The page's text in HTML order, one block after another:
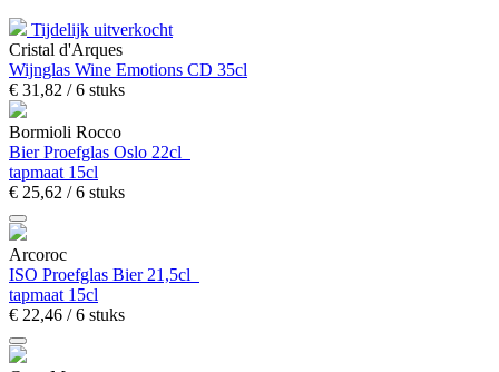
Tijdelijk uitverkocht
Cristal d'Arques
Wijnglas Wine Emotions CD 35cl
€ 31,82 / 6 stuks
Bormioli Rocco
Bier Proefglas Oslo 22cl
tapmaat 15cl
€ 25,62 / 6 stuks
Arcoroc
ISO Proefglas Bier 21,5cl
tapmaat 15cl
€ 22,46 / 6 stuks